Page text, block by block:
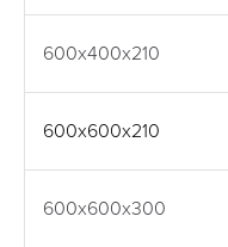
600x400x210
600x600x210
600x600x300